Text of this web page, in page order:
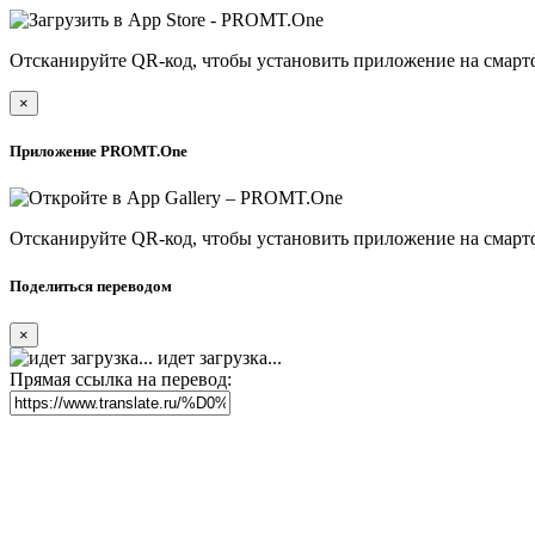
Отсканируйте QR-код, чтобы установить приложение на
×
Приложение PROMT.One
Отсканируйте QR-код, чтобы установить приложение на
Поделиться переводом
×
идет загрузка...
Прямая ссылка на перевод: